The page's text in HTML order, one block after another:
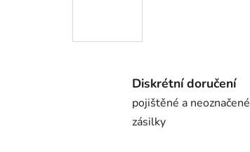
Diskrétní doručení
pojištěné a neoznačené
zásilky